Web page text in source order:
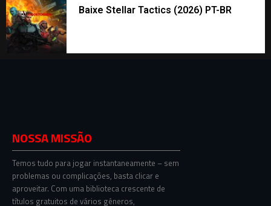
Baixe Stellar Tactics (2026) PT-BR
NOSSA MISSÃO
Temos tudo para jogar instantaneamente – sem
problemas ou complicações, basta clicar e
aproveitar. Com uma biblioteca crescente de
títulos gratuitos de vários gêneros,